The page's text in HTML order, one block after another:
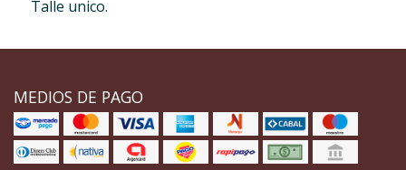
Talle unico.
MEDIOS DE PAGO